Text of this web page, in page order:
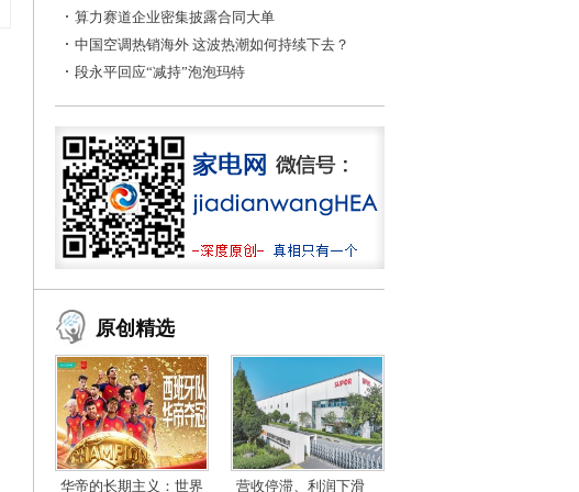
算力赛道企业密集披露合同大单
中国空调热销海外 这波热潮如何持续下去？
段永平回应“减持”泡泡玛特
原创精选
华帝的长期主义：世界 营收停滞、利润下滑